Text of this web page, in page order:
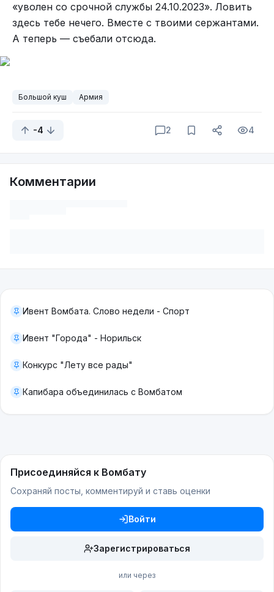
«уволен со срочной службы 24.10.2023». Ловить
здесь тебе нечего. Вместе с твоими сержантами.
А теперь — съебали отсюда.
Большой куш Армия
-4 2 4
Комментарии
Ивент Вомбата. Слово недели - Спорт
Ивент "Города" - Норильск
Конкурс "Лету все рады"
Капибара объединилась с Вомбатом
Присоединяйся к Вомбату
Сохраняй посты, комментируй и ставь оценки
Войти
Зарегистрироваться
или через